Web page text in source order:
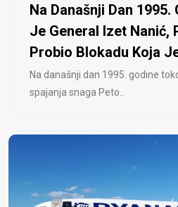
Na Današnji Dan
Je General Izet Nanić,
Probio Blokadu Koja
Na današnji dan 1995. godine
spajanja snaga Peto..